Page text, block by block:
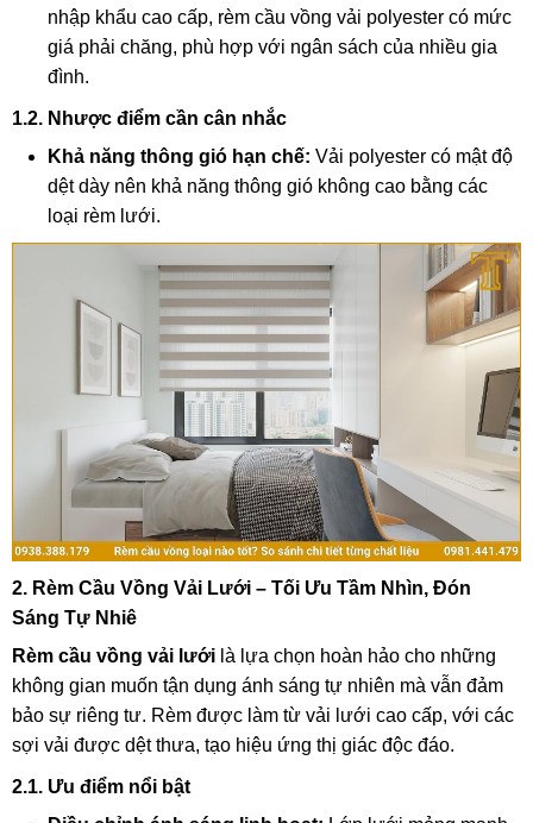
nhập khẩu cao cấp, rèm cầu vồng vải polyester có mức
giá phải chăng, phù hợp với ngân sách của nhiều gia
đình.
1.2. Nhược điểm cần cân nhắc
Khả năng thông gió hạn chế: Vải polyester có mật độ
dệt dày nên khả năng thông gió không cao bằng các
loại rèm lưới.
2. Rèm Cầu Vồng Vải Lưới – Tối Ưu Tầm Nhìn, Đón
Sáng Tự Nhiê
Rèm cầu vồng vải lưới là lựa chọn hoàn hảo cho những
không gian muốn tận dụng ánh sáng tự nhiên mà vẫn đảm
bảo sự riêng tư. Rèm được làm từ vải lưới cao cấp, với các
sợi vải được dệt thưa, tạo hiệu ứng thị giác độc đáo.
2.1. Ưu điểm nổi bật